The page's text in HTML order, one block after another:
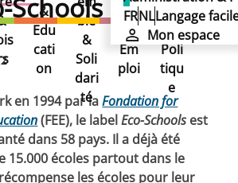
FRNLLangage
Mon espace
&
Edu
cati
on
ble
&
Soli
dari
té
erce
s &
Em
ploi
tion
&
Poli
tiqu
e
Schools
en 1994 par laFondation for
(FEE), le labelEco-Schoolsest
dans 58 pays. Il a déjà été
15.000 écoles partout dans le
les écoles pour leur